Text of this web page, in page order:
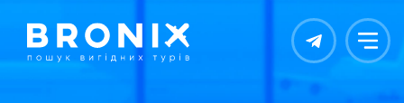
Контакты Меню